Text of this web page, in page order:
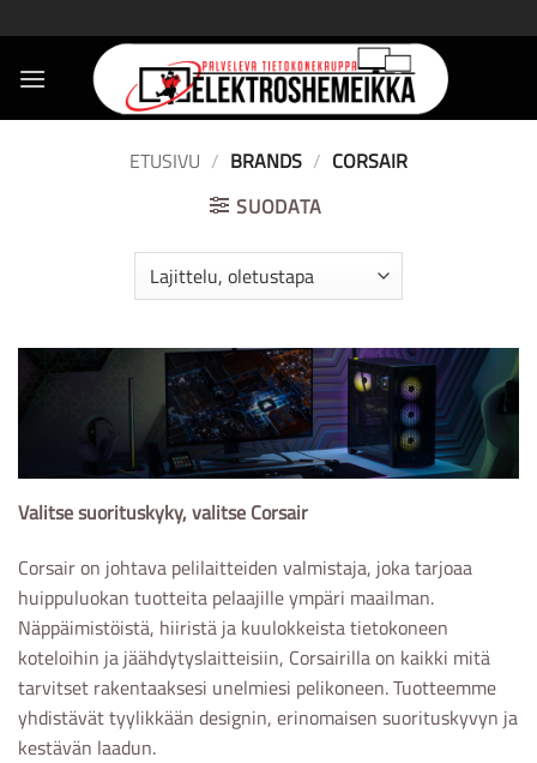
to
content
ETUSIVU / BRANDS / CORSAIR
SUODATA
Valitse suorituskyky, valitse Corsair
Corsair on johtava pelilaitteiden valmistaja, joka tarjoaa
huippuluokan tuotteita pelaajille ympäri maailman.
Näppäimistöistä, hiiristä ja kuulokkeista tietokoneen
koteloihin ja jäähdytyslaitteisiin, Corsairilla on kaikki mitä
tarvitset rakentaaksesi unelmiesi pelikoneen. Tuotteemme
yhdistävät tyylikkään designin, erinomaisen suorituskyvyn ja
kestävän laadun.